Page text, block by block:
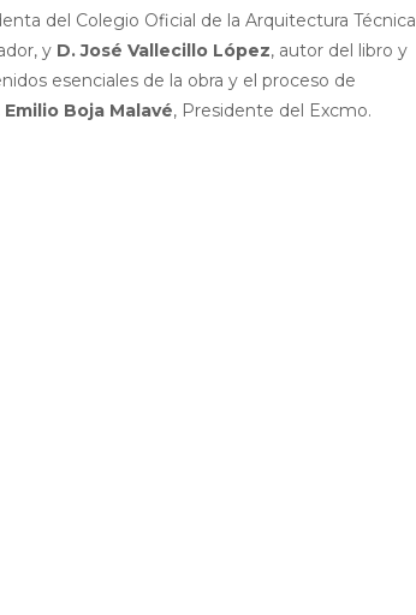
del Colegio Oficial de la Arquitectura Técnica
y D. José Vallecillo López, autor del libro y
esenciales de la obra y el proceso de
Emilio Boja Malavé, Presidente del Excmo.